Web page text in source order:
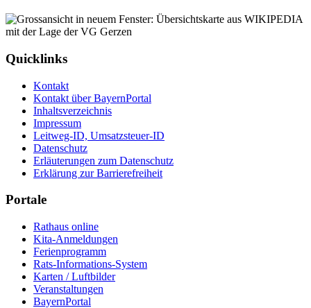
Quicklinks
Kontakt
Kontakt über BayernPortal
Inhaltsverzeichnis
Impressum
Leitweg-ID, Umsatzsteuer-ID
Datenschutz
Erläuterungen zum Datenschutz
Erklärung zur Barrierefreiheit
Portale
Rathaus online
Kita-Anmeldungen
Ferienprogramm
Rats-Informations-System
Karten / Luftbilder
Veranstaltungen
BayernPortal